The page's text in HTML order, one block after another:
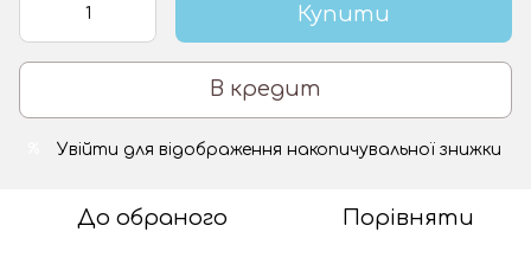
Купити
В кредит
Увійти для відображення накопичувальної знижки
До обраного Порівняти